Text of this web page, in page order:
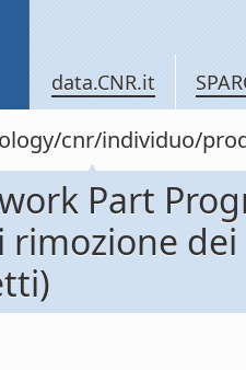
data.CNR.it
cnr/individuo/
Part
dei